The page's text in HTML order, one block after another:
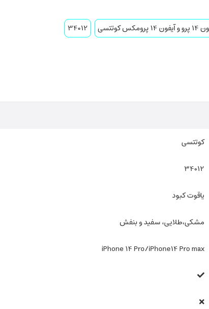
34012
کوتتسی
34012
یاقوت کبود
مشکی،طلایی، سفید و بنفش
iPhone 14 Pro/iPhone14 Pro max